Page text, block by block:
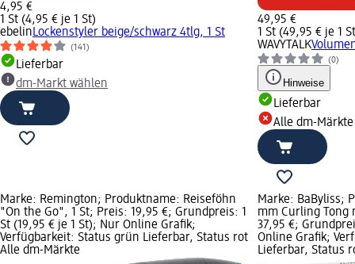
4,95 €
1 St (4,95 € je 1 St)
ebelinLockenstyler beige/schwarz 4tlg, 1 St
(141)
Lieferbar
dm-Markt wählen
49,95 €
1 St (49,95 € je 1
WAVYTALK
(0)
Hinweise
Lieferbar
Alle dm-Märkte
Marke: Remington; Produktname: Reiseföhn
"On the Go", 1 St; Preis: 19,95 €; Grundpreis: 1
St (19,95 € je 1 St); Nur Online Grafik;
Verfügbarkeit: Status grün Lieferbar, Status rot
Alle dm-Märkte
Marke: BaByliss;
mm Curling Tong
37,95 €;
Online Grafik;
Lieferbar, Status